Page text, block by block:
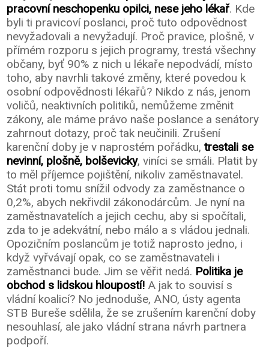
pracovní neschopenku opilci, nese jeho lékař. Kde
byli ti pravicoví poslanci, proč tuto odpovědnost
nevyžadovali a nevyžadují. Proč pravice, plošně, v
přímém rozporu s jejich programy, trestá všechny
občany, byť 90% z nich u lékaře nepodvádí, místo
toho, aby navrhli takové změny, které povedou k
osobní odpovědnosti lékařů? Nikdo z nás, jenom
voličů, neaktivních politiků, nemůžeme změnit
zákony, ale máme právo naše poslance a senátory
zahrnout dotazy, proč tak neučinili. Zrušení
karenční doby je v naprostém pořádku, trestali se
nevinní, plošně, bolševicky, viníci se smáli. Platit by
to měl příjemce pojištění, nikoliv zaměstnavatel.
Stát proti tomu snížil odvody za zaměstnance o
0,2%, abych nekřivdil zákonodárcům. Je nyní na
zaměstnavatelích a jejich cechu, aby si spočítali,
zda to je adekvátní, nebo málo a s vládou jednali.
Opozičním poslancům je totiž naprosto jedno, i
když vyřvávají opak, co se zaměstnavateli i
zaměstnanci bude. Jim se věřit nedá. Politika je
obchod s lidskou hloupostí! A jak to souvisí s
vládní koalicí? No jednoduše, ANO, ústy agenta
STB Bureše sdělila, že se zrušením karenční doby
nesouhlasí, ale jako vládní strana návrh partnera
podpoří.